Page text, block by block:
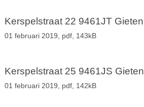
Kerspelstraat 22 9461JT Gieten
01 februari 2019, pdf, 143kB
Kerspelstraat 25 9461JS Gieten
01 februari 2019, pdf, 142kB